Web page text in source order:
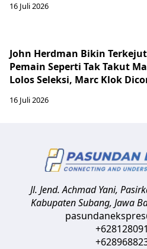
16 Juli 2026
John Herdman Bikin
Pemain Seperti Tak Takut
Lolos Seleksi, Marc Klok
16 Juli 2026
Jl. Jend. Achmad Yani,
Kabupaten Subang, Jawa